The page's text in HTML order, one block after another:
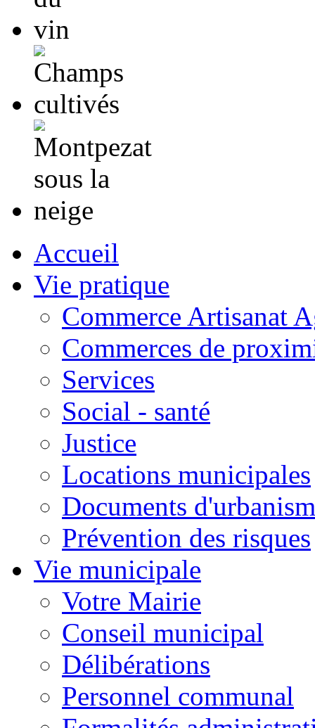
Accueil
Vie pratique
Commerce Artisanat
Commerces de
Services
Social - santé
Justice
Locations municipales
Documents
Prévention des risques
Vie municipale
Votre Mairie
Conseil municipal
Délibérations
Personnel communal